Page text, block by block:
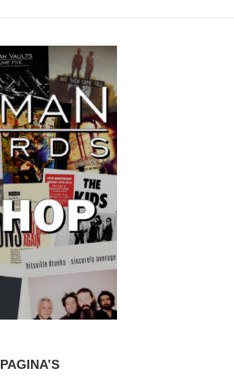
PAGINA’S